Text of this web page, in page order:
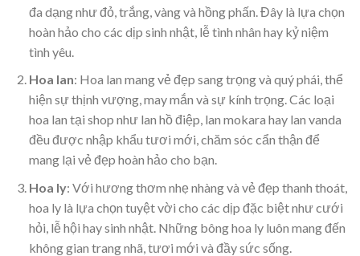
đa dạng như đỏ, trắng, vàng và hồng phấn. Đây là lựa chọn
hoàn hảo cho các dịp sinh nhật, lễ tình nhân hay kỷ niệm
tình yêu.
Hoa lan: Hoa lan mang vẻ đẹp sang trọng và quý phái, thể
hiện sự thịnh vượng, may mắn và sự kính trọng. Các loại
hoa lan tại shop như lan hồ điệp, lan mokara hay lan vanda
đều được nhập khẩu tươi mới, chăm sóc cẩn thận để
mang lại vẻ đẹp hoàn hảo cho bạn.
Hoa ly: Với hương thơm nhẹ nhàng và vẻ đẹp thanh thoát,
hoa ly là lựa chọn tuyệt vời cho các dịp đặc biệt như cưới
hỏi, lễ hội hay sinh nhật. Những bông hoa ly luôn mang đến
không gian trang nhã, tươi mới và đầy sức sống.